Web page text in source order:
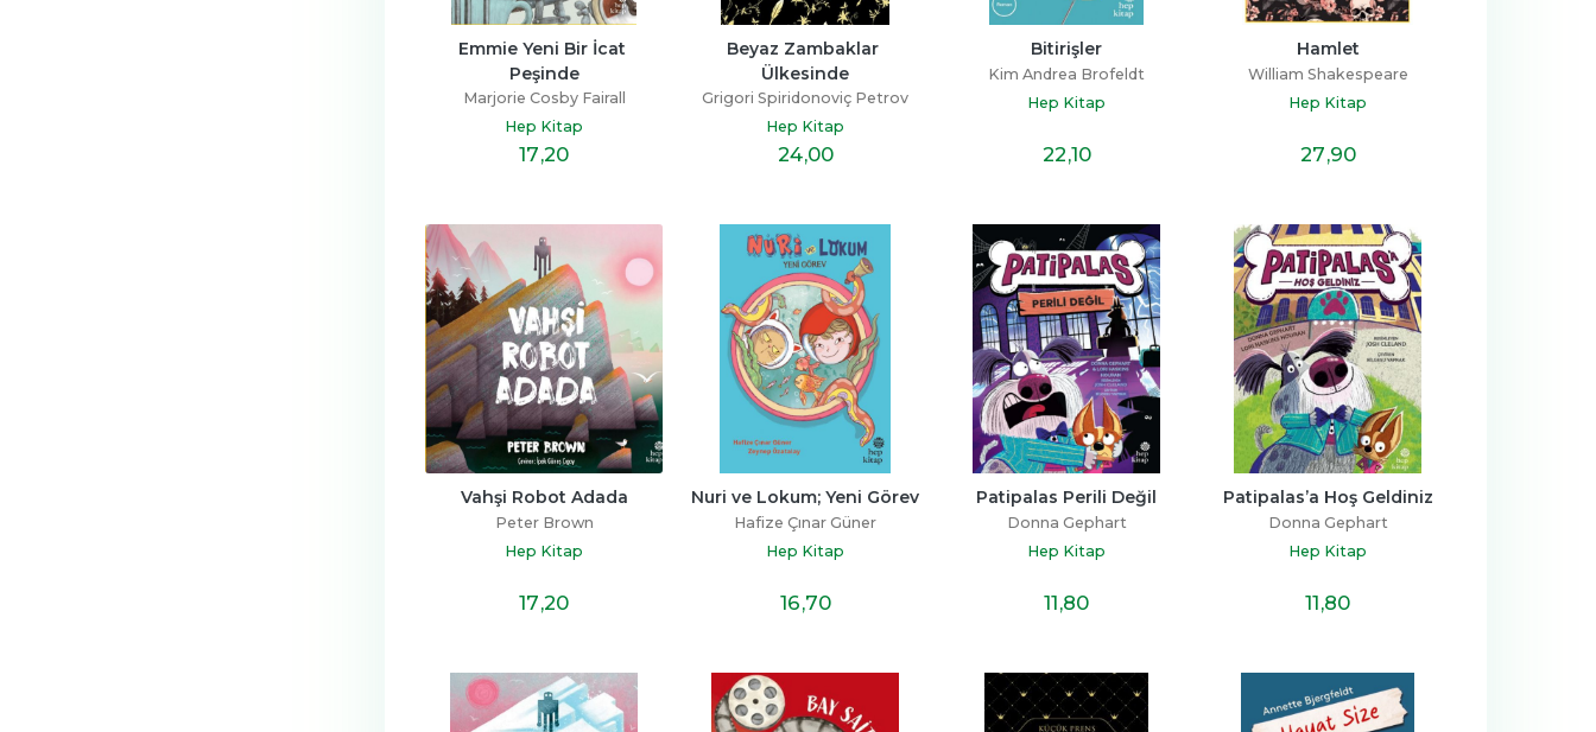
Emmie Yeni Bir İcat
Peşinde
Marjorie Cosby Fairall
Hep Kitap
17,20
Beyaz Zambaklar
Ülkesinde
Grigori Spiridonoviç Petrov
Hep Kitap
24,00
Bitirişler
Kim Andrea Brofeldt
Hep Kitap
22,10
Hamlet
William Shakespeare
Hep Kitap
27,90
Vahşi Robot Adada
Peter Brown
Hep Kitap
17,20
Nuri ve Lokum; Yeni Görev
Hafize Çınar Güner
Hep Kitap
16,70
Patipalas Perili Değil
Donna Gephart
Hep Kitap
11,80
Patipalas’a Hoş Geldiniz
Donna Gephart
Hep Kitap
11,80